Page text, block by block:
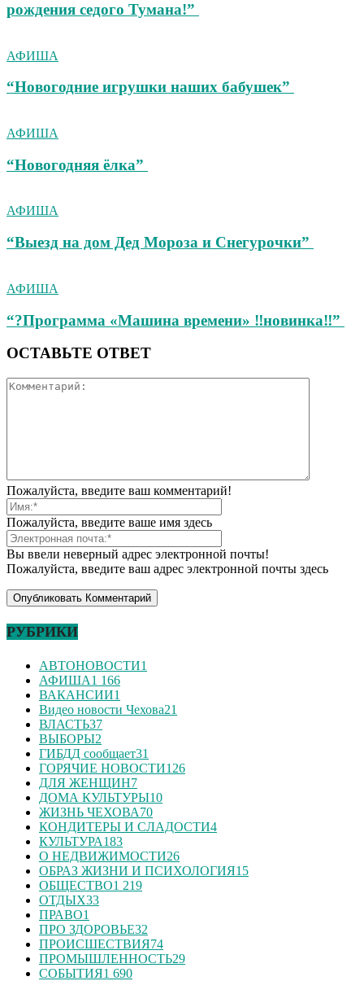
рождения седого Тумана!”
АФИША
“Новогодние игрушки наших бабушек”
АФИША
“Новогодняя ёлка”
АФИША
“Выезд на дом Дед Мороза и Снегурочки”
АФИША
“?Программа «Машина времени» ‼новинка‼”
ОСТАВЬТЕ ОТВЕТ
Пожалуйста, введите ваш комментарий!
Пожалуйста, введите ваше имя здесь
Вы ввели неверный адрес электронной почты!
Пожалуйста, введите ваш адрес электронной почты здесь
РУБРИКИ
АВТОНОВОСТИ1
АФИША1 166
ВАКАНСИИ1
Видео новости Чехова21
ВЛАСТЬ37
ВЫБОРЫ2
ГИБДД сообщает31
ГОРЯЧИЕ НОВОСТИ126
ДЛЯ ЖЕНЩИН7
ДОМА КУЛЬТУРЫ10
ЖИЗНЬ ЧЕХОВА70
КОНДИТЕРЫ И СЛАДОСТИ4
КУЛЬТУРА183
О НЕДВИЖИМОСТИ26
ОБРАЗ ЖИЗНИ И ПСИХОЛОГИЯ15
ОБЩЕСТВО1 219
ОТДЫХ33
ПРАВО1
ПРО ЗДОРОВЬЕ32
ПРОИСШЕСТВИЯ74
ПРОМЫШЛЕННОСТЬ29
СОБЫТИЯ1 690